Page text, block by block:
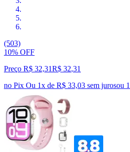
(503)
10% OFF
Preço R$ 32,31R$ 32,31
no Pix Ou 1x de R$ 33,03 sem jurosou 1